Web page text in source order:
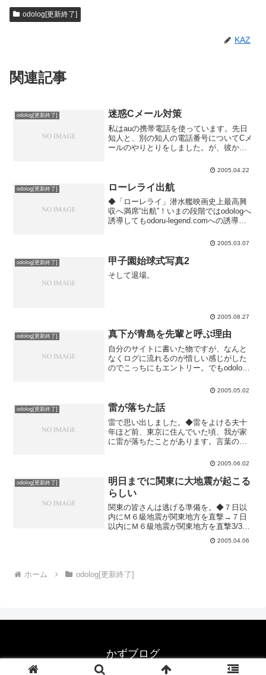
odolog[更新終了]
KAZ
関連記事
odolog[更新終了] 迷惑Cメール対策
私はauの携帯電話を使っています。先日
知人と、別の知人の電話番号についてCメ
ールのやりとりをしました。が、彼から
ーが出たぞ」と電話で怒られました。結
局番号の件はその電話で解決しまして、
その後のCメールは...
2005.04.22
odolog[更新終了] ローレライ出航
◆「ローレライ」潜水艦映画史上最高興
収へ満席“出航”！いまの段階ではodologへ
誘導してもodoru-legend.comへの誘導に
０ではなかろうと、初めてライブドアニ
2005.03.07
odolog[更新終了] 甲子園始球式写真2
そして退場。
2005.08.27
odolog[更新終了] 真下が青島を先輩と呼ぶ理由
自分のサイトに書いた物ですが、なんと
なくログに流れるのが惜しい感じがした
のでこっちにもエントリー。でもodolog
いくだけなんですけどもね。いろんな考
で、適当に読み流し...
2005.05.02
odolog[更新終了] 雷が落ちた話
雷で思い出しました。◆雷をよける夫十
年ほど前、東京に住んでいた頃、我が家
に雷が落ちたことがあります。言葉の比
階建てのマンションの三階で、屋上には
その日はお休みで家にいた...
2005.06.02
odolog[更新終了]
明日までに関東に大地震が起こる
らしい
関東の皆さんは逃げる準備を。◆７日以
内にＭ６級地震が関東地方を直撃→７日
以内にＭ６級地震が関東地方を直撃3/31
に発表されたらしいので、明日が最終日
です。大地震が関東を襲うらしいです。
2005.04.06
ホーム odolog[更新終了]
かずブログ
© 1999-2026 かずブログ.